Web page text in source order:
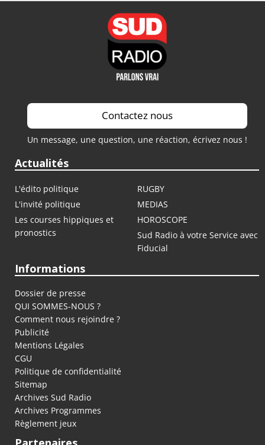
Contactez nous
Un message, une question, une réaction, écrivez nous !
Actualités
L'édito politique
RUGBY
L'invité politique
MEDIAS
Les courses hippiques et
pronostics
HOROSCOPE
Sud Radio à votre Service avec
Fiducial
Informations
Dossier de presse
QUI SOMMES-NOUS ?
Comment nous rejoindre ?
Publicité
Mentions Légales
CGU
Politique de confidentialité
Sitemap
Archives Sud Radio
Archives Programmes
Règlement jeux